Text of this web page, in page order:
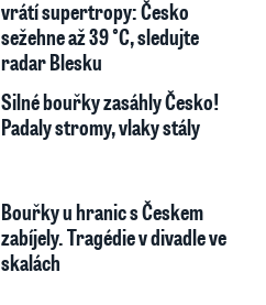
vrátí supertropy: Česko
sežehne až 39 °C, sledujte
radar Blesku
Silné bouřky zasáhly Česko!
Padaly stromy, vlaky stály
Bouřky u hranic s Českem
zabíjely. Tragédie v divadle ve
skalách